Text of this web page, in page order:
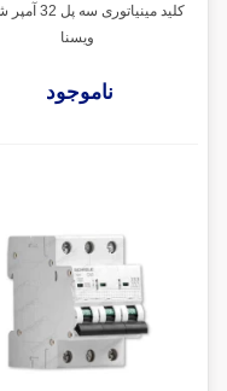
کلید مینیاتوری
ویسنا
ناموجود